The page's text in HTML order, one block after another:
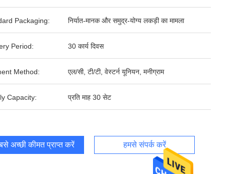
Packaging: निर्यात-मानक और समुद्र-योग्य लकड़ी का मामला
Period: 30 कार्य दिवस
Method: एल/सी, टी/टी, वेस्टर्न यूनियन, मनीग्राम
Capacity: प्रति माह 30 सेट
अच्छी कीमत प्राप्त करें हमसे संपर्क करें